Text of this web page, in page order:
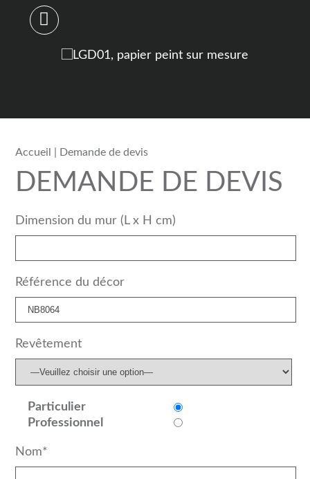
Accueil | Demande de devis
DEMANDE DE DEVIS
Dimension du mur (L x H cm)
Référence du décor
Revêtement
Particulier
Professionnel
Nom*